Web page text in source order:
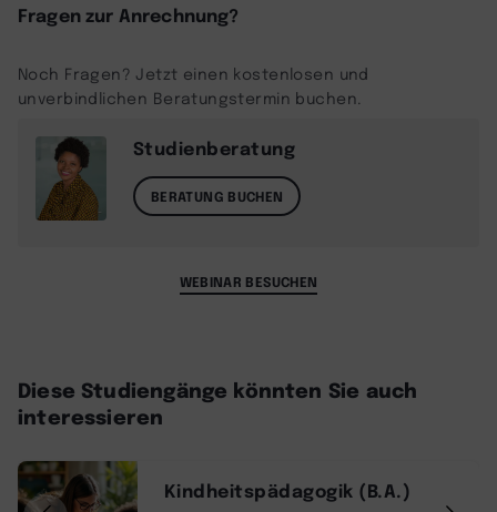
Fragen zur Anrechnung?
Noch Fragen? Jetzt einen kostenlosen und
unverbindlichen Beratungstermin buchen.
Studienberatung
BERATUNG BUCHEN
WEBINAR BESUCHEN
Diese Studiengänge könnten Sie auch
interessieren
Kindheitspädagogik (B.A.)